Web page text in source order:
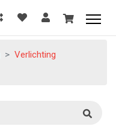
Verlichting